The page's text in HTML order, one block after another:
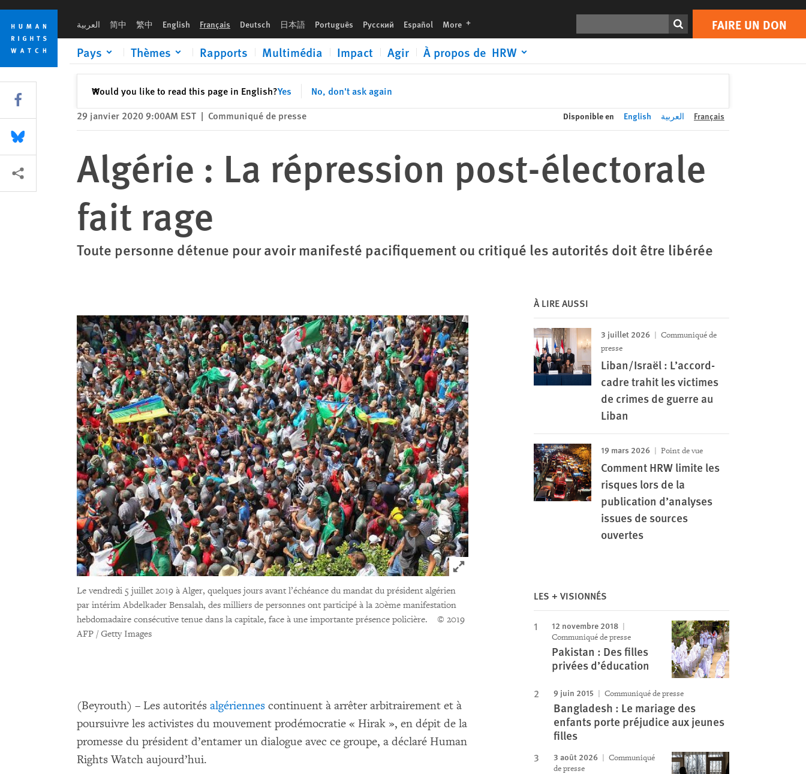
Skip
cookie
privacy
notice
Skip
main
content
العربية 简中 繁中 English Français Deutsch 日本語 Português Русский Español More languages FAIRE UN DON
Pays Thèmes Rapports Multimédia Impact Agir À propos de HRW
Would you like to read this page in English?Yes No, don't ask again
✕Fermer
Print FAIRE UN DON
29 janvier 2020 9:00AM EST | Communiqué de presse Disponible en English العربية Français
Algérie : La répression post-électorale
fait rage
Toute personne détenue pour avoir manifesté pacifiquement ou critiqué les autorités doit être libérée
Click to expand Image
Le vendredi 5 juillet 2019 à Alger, quelques jours avant l’échéance du mandat du président algérien
par intérim Abdelkader Bensalah, des milliers de personnes ont participé à la 20ème manifestation
hebdomadaire consécutive tenue dans la capitale, face à une importante présence policière. © 2019
AFP / Getty Images
(Beyrouth) – Les autorités algériennes continuent à arrêter arbitrairement et à
poursuivre les activistes du mouvement prodémocratie « Hirak », en dépit de la
promesse du président d’entamer un dialogue avec ce groupe, a déclaré Human
Rights Watch aujourd’hui.
À LIRE AUSSI
3 juillet 2026
Communiqué de
presse
Liban/Israël : L’accord-
cadre trahit les victimes
de crimes de guerre au
Liban
19 mars 2026 Point de vue
Comment HRW limite les
risques lors de la
publication d’analyses
issues de sources
ouvertes
LES + VISIONNÉS
12 novembre 2018
Communiqué de presse
Pakistan : Des filles
privées d’éducation
9 juin 2015 Communiqué de presse
Bangladesh : Le mariage des
enfants porte préjudice aux jeunes
filles
3 août 2026
Communiqué
de presse
Share this via Facebook
Share this via Bluesky
Share this via Partagez